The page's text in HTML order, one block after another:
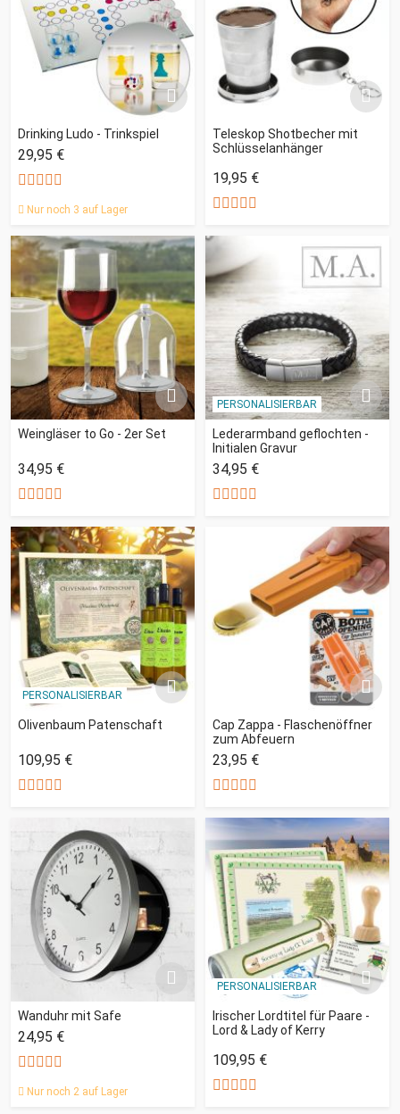
Drinking Ludo - Trinkspiel
29,95 €
Nur noch 3 auf Lager
Teleskop Shotbecher mit
Schlüsselanhänger
19,95 €
Weingläser to Go - 2er Set
34,95 €
PERSONALISIERBAR
Lederarmband geflochten -
Initialen Gravur
34,95 €
PERSONALISIERBAR
Olivenbaum Patenschaft
109,95 €
Cap Zappa - Flaschenöffner
zum Abfeuern
23,95 €
Wanduhr mit Safe
24,95 €
Nur noch 2 auf Lager
PERSONALISIERBAR
Irischer Lordtitel für Paare -
Lord & Lady of Kerry
109,95 €